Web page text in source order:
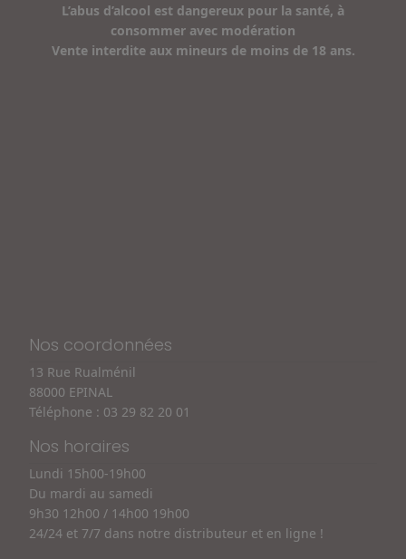
L’abus d’alcool est dangereux pour la santé, à
consommer avec modération
Vente interdite aux mineurs de moins de 18 ans.
Nos coordonnées
13 Rue Rualménil
88000 EPINAL
Téléphone : 03 29 82 20 01
Nos horaires
Lundi 15h00-19h00
Du mardi au samedi
9h30 12h00 / 14h00 19h00
24/24 et 7/7 dans notre distributeur et en ligne !